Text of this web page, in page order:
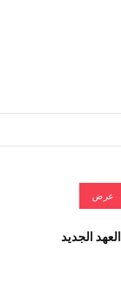
عرض
العهد الجديد